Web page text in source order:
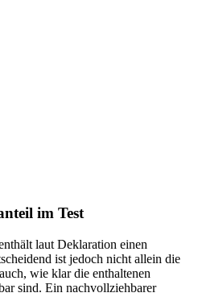
im Test
laut Deklaration einen
ist jedoch nicht allein die
wie klar die enthaltenen
sind. Ein nachvollziehbarer